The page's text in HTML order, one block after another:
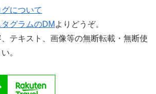
について
グラムのDM よりどうぞ。
テキスト、画像等の無断転載・無断使
。